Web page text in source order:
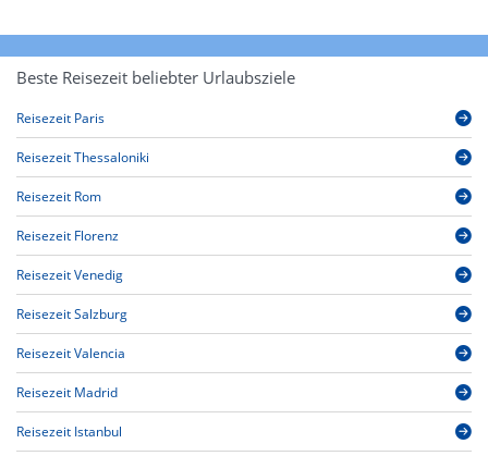
Beste Reisezeit beliebter Urlaubsziele
Reisezeit Paris
Reisezeit Thessaloniki
Reisezeit Rom
Reisezeit Florenz
Reisezeit Venedig
Reisezeit Salzburg
Reisezeit Valencia
Reisezeit Madrid
Reisezeit Istanbul